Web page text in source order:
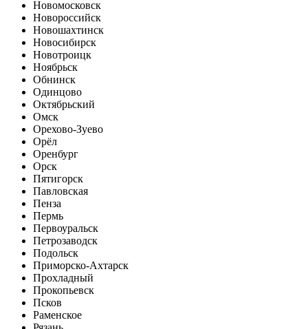
Новомосковск
Новороссийск
Новошахтинск
Новосибирск
Новотроицк
Ноябрьск
Обнинск
Одинцово
Октябрьский
Омск
Орехово-Зуево
Орёл
Оренбург
Орск
Пятигорск
Павловская
Пенза
Пермь
Первоуральск
Петрозаводск
Подольск
Приморско-Ахтарск
Прохладный
Прокопьевск
Псков
Раменское